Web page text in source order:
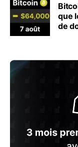
que
de